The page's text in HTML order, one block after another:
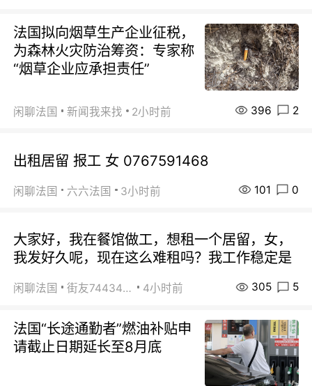
法国拟向烟草生产企业征税，
为森林火灾防治筹资：专家称
“烟草企业应承担责任”
闲聊法国 新闻我来找 2小时前 396 2
出租居留 报工 女 0767591468
闲聊法国 六六法国 3小时前 101 0
大家好，我在餐馆做工，想租一个居留，女，
我发好久呢，现在这么难租吗？我工作稳定是
闲聊法国 街友74434350 4小时前 305 5
法国“长途通勤者”燃油补贴申
请截止日期延长至8月底